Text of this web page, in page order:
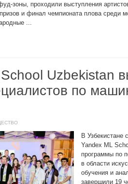
зоны, проходили выступления
и финал чемпионата плова среди
...
Uzbekistan
по
В Узбекистане
Yandex ML
программы по
в области
обучения и
завершили 19